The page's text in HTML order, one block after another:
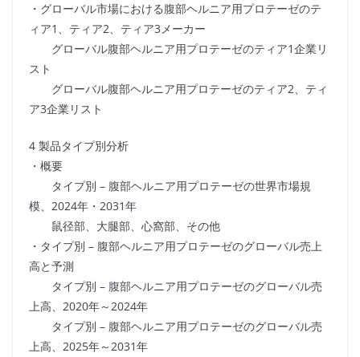
・グローバル市場における腹部ヘルニア用プロテーゼのテ
ィア1、ティア2、ティア3メーカー
グローバル腹部ヘルニア用プロテーゼのティア1企業リ
スト
グローバル腹部ヘルニア用プロテーゼのティア2、ティ
ア3企業リスト
4 製品タイプ別分析
・概要
タイプ別 – 腹部ヘルニア用プロテーゼの世界市場規
模、2024年・2031年
鼠径部、大腿部、心窩部、その他
・タイプ別 – 腹部ヘルニア用プロテーゼのグローバル売上
高と予測
タイプ別 – 腹部ヘルニア用プロテーゼのグローバル売
上高、2020年～2024年
タイプ別 – 腹部ヘルニア用プロテーゼのグローバル売
上高、2025年～2031年